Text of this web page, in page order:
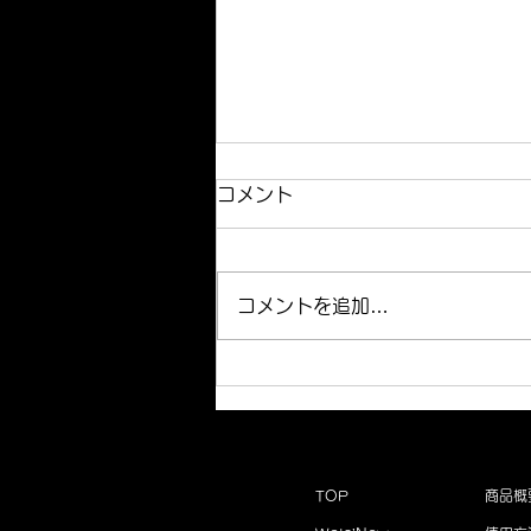
＜年末年始＞発送についての
コメント
コメントを追加…
TOP 商品概